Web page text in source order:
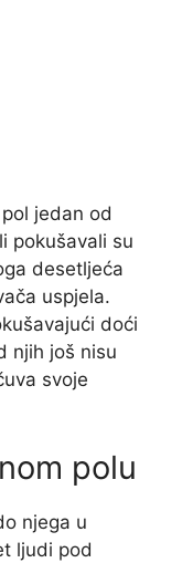
jedan od
pokušavali su
desetljeća
uspjela.
doći
njih još nisu
svoje
polu
njega u
ljudi pod